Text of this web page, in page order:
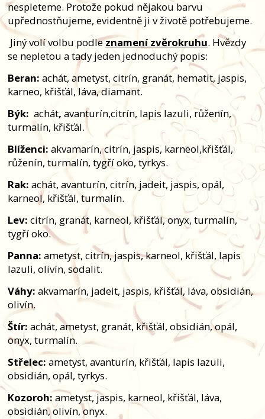
nespleteme. Protože pokud nějakou barvu
upřednostňujeme, evidentně ji v životě potřebujeme.
Jiný volí volbu podleznamení zvěrokruhu. Hvězdy
se nepletou a tady jeden jednoduchý popis:
Beran:achát, ametyst, citrín, granát, hematit, jaspis,
karneo, křišťál, láva, diamant.
Býk:achát, avanturín,citrín, lapis lazuli, růženín,
turmalín, křišťál.
Blíženci:akvamarín, citrín, jaspis, karneol,křišťál,
růženín, turmalín, tygří oko, tyrkys.
Rak:achát, avanturín, citrín, jadeit, jaspis, opál,
karneol, křišťál, turmalín.
Lev:citrín, granát, karneol, křišťál, onyx, turmalín,
tygří oko.
Panna:ametyst, citrín, jaspis, karneol, křišťál, lapis
lazuli, olivín, sodalit.
Váhy: akvamarín, jadeit, jaspis, křišťál, láva, obsidián,
olivín.
Štír: achát, ametyst, granát, křišťál, obsidián, opál,
onyx, turmalín.
Střelec: ametyst, avanturín, křišťál, lapis lazuli,
obsidián, opál, tyrkys.
Kozoroh: ametyst, jaspis, karneol, křišťál, láva,
obsidián, olivín, onyx.